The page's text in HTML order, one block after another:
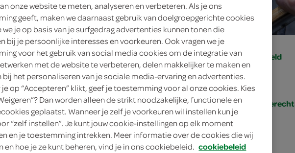
gemiddeld
15 min.
hoofdgerecht
onze website te meten, analyseren en verbeteren. Als je ons
geeft, maken we daarnaast gebruik van doelgroepgerichte cookies
we je op basis van je surfgedrag advertenties kunnen tonen die
bij je persoonlijke interesses en voorkeuren. Ook vragen we je
voor het gebruik van social media cookies om de integratie van
met de website te verbeteren, delen makkelijker te maken en
bij het personaliseren van je sociale media-ervaring en advertenties.
je op “Accepteren” klikt, geef je toestemming voor al onze cookies. Kies
Dan worden alleen de strikt noodzakelijke, functionele en
geplaatst. Wanneer je zelf je voorkeuren wil instellen kun je
“zelf instellen”. Je kunt jouw cookie-instellingen op elk moment
en je toestemming intrekken. Meer informatie over de cookies die wij
en hoe je ze kunt beheren, vind je in ons cookiebeleid. cookiebeleid